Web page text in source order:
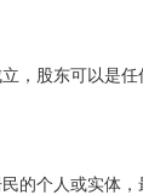
，股东可以是
的个人或实体